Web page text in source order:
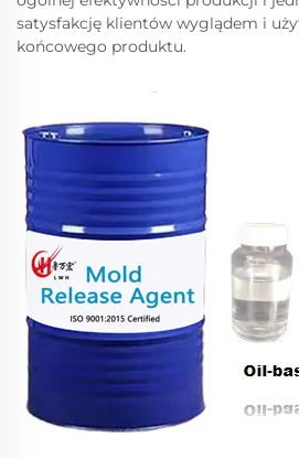
satysfakcję klientów wyglądem i
końcowego produktu.